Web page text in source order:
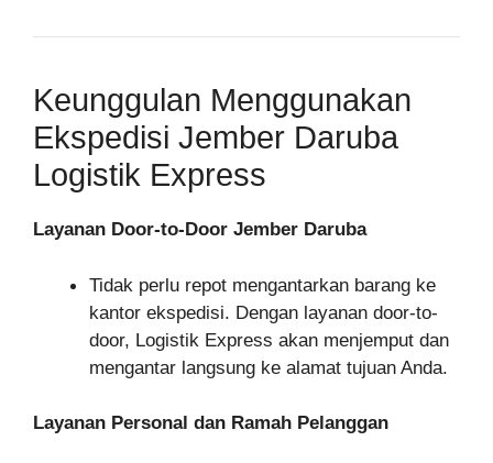
Keunggulan Menggunakan
Ekspedisi Jember Daruba
Logistik Express
Layanan Door-to-Door Jember Daruba
Tidak perlu repot mengantarkan barang ke
kantor ekspedisi. Dengan layanan door-to-
door, Logistik Express akan menjemput dan
mengantar langsung ke alamat tujuan Anda.
Layanan Personal dan Ramah Pelanggan